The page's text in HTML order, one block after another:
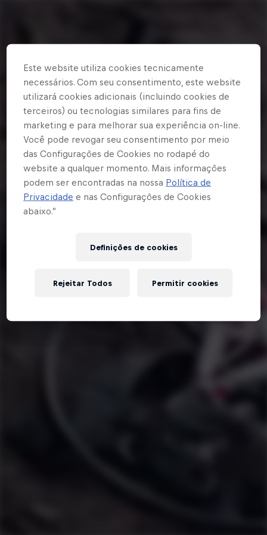
aqui
Este website utiliza cookies tecnicamente
necessários. Com seu consentimento, este website
utilizará cookies adicionais (incluindo cookies de
terceiros) ou tecnologias similares para fins de
marketing e para melhorar sua experiência on-line.
Você pode revogar seu consentimento por meio
das Configurações de Cookies no rodapé do
website a qualquer momento. Mais informações
podem ser encontradas na nossa Política de
Privacidade e nas Configurações de Cookies
abaixo.”
Definições de cookies
Rejeitar Todos Permitir cookies